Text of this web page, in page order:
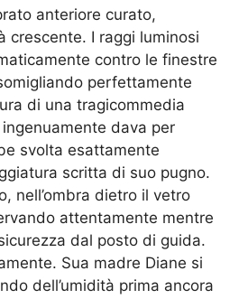
anteriore curato,
crescente. I raggi luminosi
contro le finestre
perfettamente
di una tragicommedia
dava per
svolta esattamente
scritta di suo pugno.
nell’ombra dietro il vetro
attentamente mentre
dal posto di guida.
Sua madre Diane si
dell’umidità prima ancora